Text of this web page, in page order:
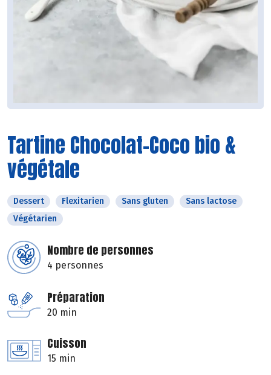
Tartine Chocolat-Coco bio &
végétale
Dessert Flexitarien Sans gluten
Sans lactose
Végétarien
Nombre de personnes
4 personnes
Préparation
20 min
Cuisson
15 min